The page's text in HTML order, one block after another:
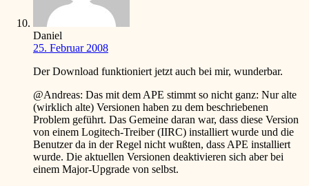
Daniel
25. Februar 2008
Der Download funktioniert jetzt auch bei mir, wunderbar.
@Andreas: Das mit dem APE stimmt so nicht ganz: Nur alte
(wirklich alte) Versionen haben zu dem beschriebenen
Problem geführt. Das Gemeine daran war, dass diese Version
von einem Logitech-Treiber (IIRC) installiert wurde und die
Benutzer da in der Regel nicht wußten, dass APE installiert
wurde. Die aktuellen Versionen deaktivieren sich aber bei
einem Major-Upgrade von selbst.